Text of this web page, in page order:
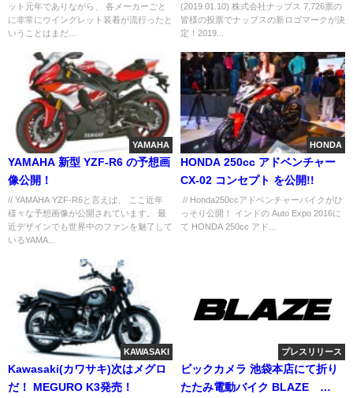
ット元年でありながら、 各メーカーごと
に非常にウイングレット装着が流行ったと
いうことはまだ...
等順次変更、国内店舗営業とグ
ローバル展開を強 化してまいり
(2019.01.10) 株式会社ナップス 7,726票の
皆様の投票でナップスの新ロゴマークが決
定！2019...
YAMAHA
YAMAHA 新型 YZF-R6 の予想画
像公開！
// YAMAHA YZF-R6と言えば、 ここ近年
様々な予想画像が公開されています。 最
近デザインでも世界中のファンを魅了して
いるYAMA...
HONDA
HONDA 250cc アドベンチャー
CX-02 コンセプト を公開!!
// Honda250ccアドベンチャーバイクがひ
っそり公開！ インドの Auto Expo 2016に
て HONDA 250cc アド...
KAWASAKI
Kawasaki(カワサキ)次はメグロ
だ！ MEGURO K3発売！
プレスリリース
ビックカメラ 池袋本店にて折り
たたみ電動バイク BLAZE